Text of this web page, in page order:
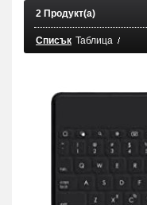
2 Продукт(а)
Списък Таблица